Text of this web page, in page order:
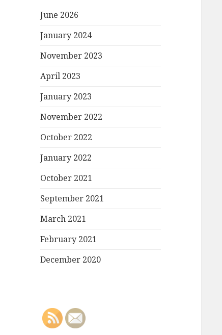
June 2026
January 2024
November 2023
April 2023
January 2023
November 2022
October 2022
January 2022
October 2021
September 2021
March 2021
February 2021
December 2020